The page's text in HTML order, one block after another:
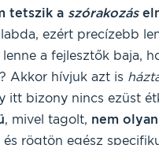
tetszik a szórakozás
ezért precízebb
a fejlesztők baja,
Akkor hívjuk azt is
itt bizony nincs ezüst
, mivel tagolt, nem
rögtön egész